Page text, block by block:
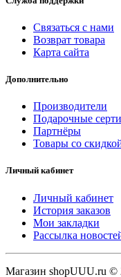
Связаться с нами
Возврат товара
Карта сайта
Дополнительно
Производители
Подарочные
Партнёры
Товары со
Личный кабинет
Личный кабинет
История заказов
Мои закладки
Рассылка
Магазин shopUUU.ru ©